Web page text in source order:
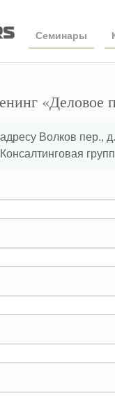
Семинары
Волков пер.,